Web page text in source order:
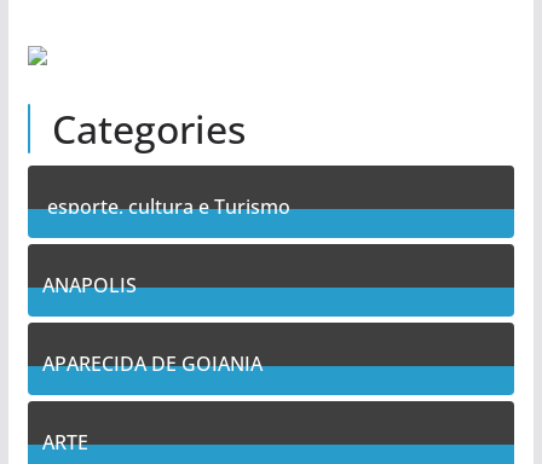
Categories
esporte, cultura e Turismo
7Posts
ANAPOLIS
11Posts
APARECIDA DE GOIANIA
14Posts
ARTE